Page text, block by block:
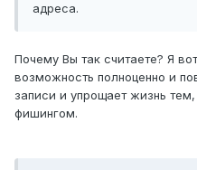
адреса.
Почему Вы так считаете? Я
возможность полноценно и
записи и упрощает жизнь
фишингом.